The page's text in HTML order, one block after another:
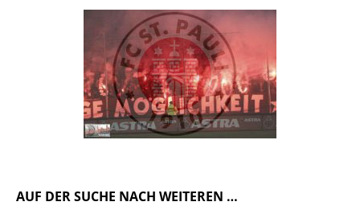
AUF DER SUCHE NACH WEITEREN …